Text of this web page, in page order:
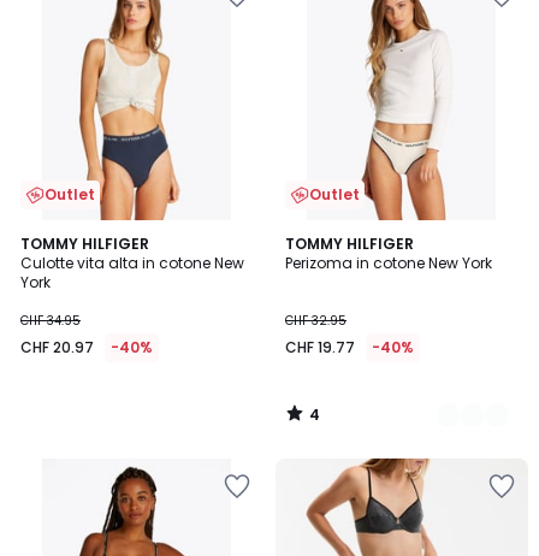
Outlet
TOMMY HILFIGER
Culotte vita alta in cotone New
York
CHF 34.95
CHF 20.97 -40%
Outlet
TOMMY HILFIGER
Perizoma in cotone New York
CHF 32.95
CHF 19.77 -40%
4
/
2
Colori
4
/